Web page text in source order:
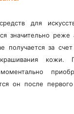
для
значительно реже
получается за
кожи.
он после